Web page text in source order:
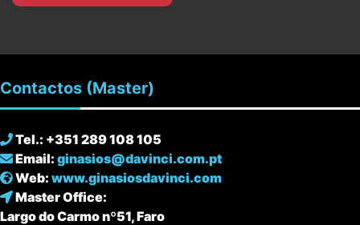
Contactos (Master)
Tel.: +351 289 108 105
Email: ginasios@davinci.com.pt
Web: www.ginasiosdavinci.com
Master Office:
Largo do Carmo nº51, Faro